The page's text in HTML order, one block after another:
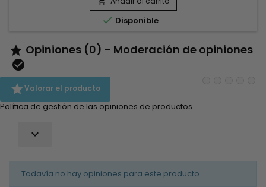
refrescar y promover la curación del cuero cabelludo.
 Disponible
 Opiniones (0) - Moderación de opiniones

Valorar el producto
Política de gestión de las opiniones de productos

Todavía no hay opiniones para este producto.